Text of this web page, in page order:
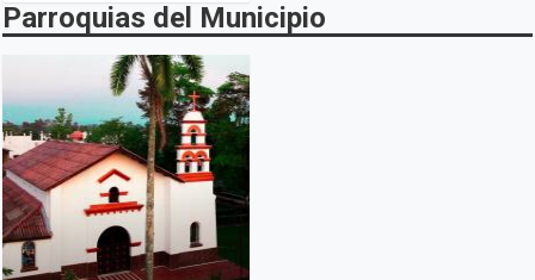
Parroquias del Municipio